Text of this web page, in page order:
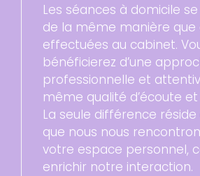
Les séances à domicile
de la même manière que
effectuées au cabinet.
bénéficierez d’une
professionnelle et
même qualité d’écoute et
La seule différence
que nous nous
votre espace personnel,
enrichir notre interaction.